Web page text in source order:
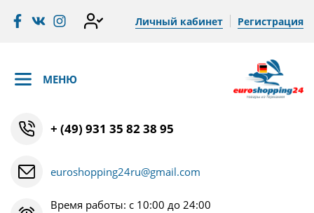
Личный кабинет Регистрация
МЕНЮ
+ (49) 931 35 82 38 95
euroshopping24ru@gmail.com
Время работы: с 10:00 до 24:00